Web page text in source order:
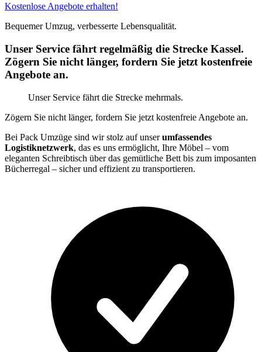
Kostenlose Angebote erhalten!
Bequemer Umzug, verbesserte Lebensqualität.
Unser Service fährt regelmäßig die Strecke Kassel.
Zögern Sie nicht länger, fordern Sie jetzt kostenfreie
Angebote an.
Unser Service fährt die Strecke mehrmals.
Zögern Sie nicht länger, fordern Sie jetzt kostenfreie Angebote an.
Bei Pack Umzüge sind wir stolz auf unserumfassendes
Logistiknetzwerk, das es uns ermöglicht, Ihre Möbel – vom
eleganten Schreibtisch über das gemütliche Bett bis zum imposanten
Bücherregal – sicher und effizient zu transportieren.